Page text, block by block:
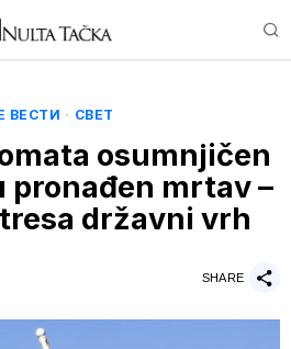
ВЕСТИ · СВЕТ
osumnjičen
pronađen mrtav –
državni vrh
SHARE